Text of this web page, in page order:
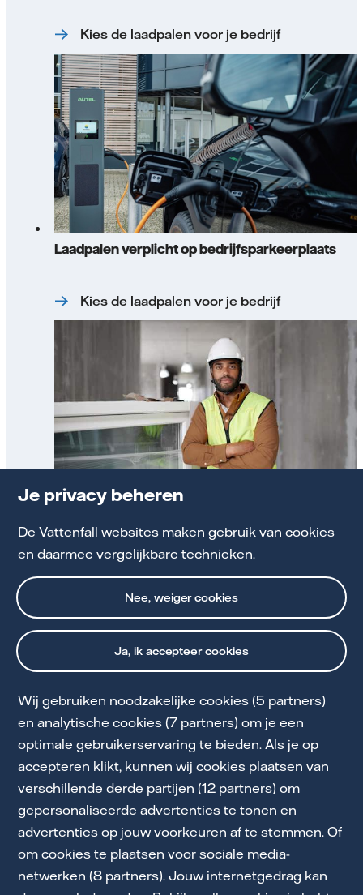
Je privacy beheren
De Vattenfall websites maken gebruik van cookies
en daarmee vergelijkbare technieken.
Ja, ik accepteer cookies
Nee, weiger cookies
Wij gebruiken noodzakelijke cookies (5 partners)
en analytische cookies (7 partners) om je een
optimale gebruikerservaring te bieden. Als je op
accepteren klikt, kunnen wij cookies plaatsen van
verschillende derde partijen (12 partners) om
gepersonaliseerde advertenties te tonen en
advertenties op jouw voorkeuren af te stemmen. Of
om cookies te plaatsen voor sociale media-
netwerken (8 partners). Jouw internetgedrag kan
Kies de laadpalen voor je bedrijf
Laadpalen verplicht op bedrijfsparkeerplaats
Kies de laadpalen voor je bedrijf
Bekijk de MKB Subsidiewijzer
Cookie Statement
Klantenservice mkb
Privacy en Voorwaarden
Toegankelijkheid
Werken bij Vattenfall